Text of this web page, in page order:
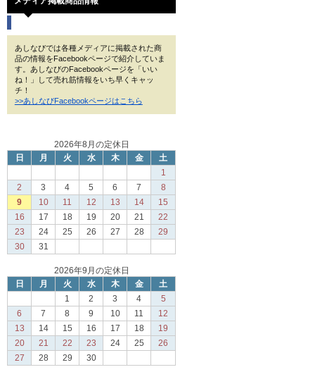
あしなびでは各種メディアに掲載された商
品の情報をFacebookページで紹介していま
す。あしなびのFacebookページを「いい
ね！」して売れ筋情報をいち早くキャッ
チ！
>>あしなびFacebookページはこちら
2026年8月の定休日
日
月 火 水 木 金
土
1
2
3 4 5 6 7
8
9
10 11 12 13 14
15
16
17 18 19 20 21
22
23
24 25 26 27 28
29
30
31
2026年9月の定休日
日
月 火 水 木 金
土
1
2 3 4
5
6
7 8 9 10 11
12
13
14 15 16 17 18
19
20
21 22 23 24 25
26
27
28 29 30